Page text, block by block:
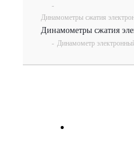
-
Динамометры сжатия
Динамометры сжатия
- Динамометр